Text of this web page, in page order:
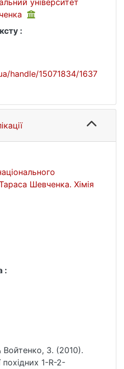
університет
:
handle/15071834/1637
Шевченка. Хімія
:
Войтенко, З. (2010).
похідних 1-R-2-